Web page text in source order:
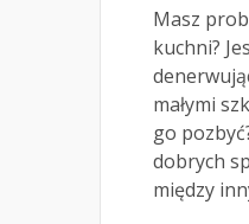
Masz
kuchni?
małymi
go
dobrych
między